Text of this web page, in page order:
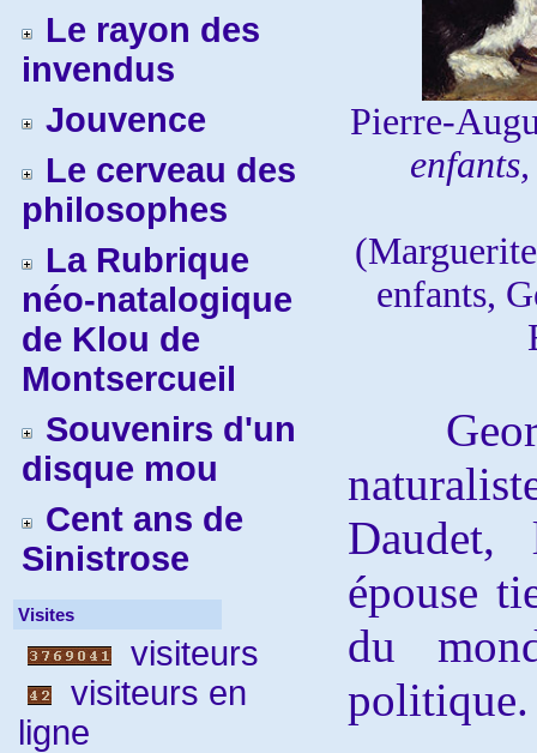
Le rayon des
invendus
Jouvence
Le cerveau des
philosophes
La Rubrique
néo-natalogique
de Klou de
Montsercueil
Souvenirs d'un
disque mou
Cent ans de
Sinistrose
Visites
visiteurs
visiteurs en
ligne
Pierre-
enfants,
épouse
du
politique.